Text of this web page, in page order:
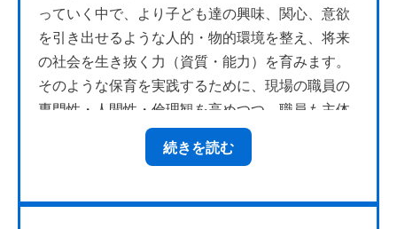
っていく中で、より子ども達の興味、関心、意欲
を引き出せるような人的・物的環境を整え、将来
の社会を生き抜く力（資質・能力）を育みます。
そのような保育を実践するために、現場の職員の
専門性・人間性・倫理観を高めつつ、職員も主体
的に取り組み、楽しく保育が出来るような組織作
りや働きやすい環境作りに取り組んでいます。
続きを読む